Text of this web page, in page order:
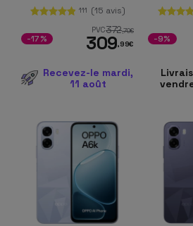
111 (15 avis)
PVC372,70€
309,99€
-17%
Recevez-le mardi,
11 août
-9%